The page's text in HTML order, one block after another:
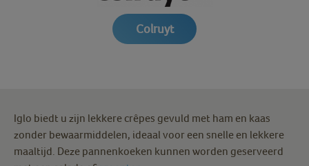
Colruyt
Iglo biedt u zijn lekkere crêpes gevuld met ham en kaas
zonder bewaarmiddelen, ideaal voor een snelle en lekkere
maaltijd. Deze pannenkoeken kunnen worden geserveerd